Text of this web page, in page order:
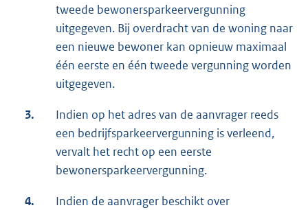
tweede bewonersparkeervergunning
uitgegeven. Bij overdracht van de woning naar
een nieuwe bewoner kan opnieuw maximaal
één eerste en één tweede vergunning worden
uitgegeven.
3.
Indien op het adres van de aanvrager reeds
een bedrijfsparkeervergunning is verleend,
vervalt het recht op een eerste
bewonersparkeervergunning.
4.
Indien de aanvrager beschikt over